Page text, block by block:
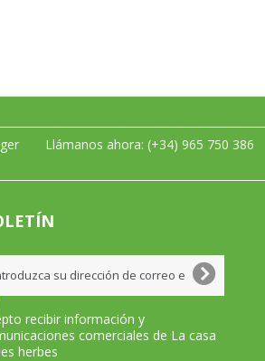
Llámanos ahora: (+34) 965 750 386
recibir información y
comerciales de La casa
herbes